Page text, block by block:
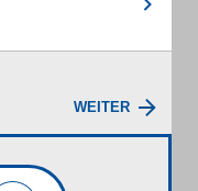
WEITER